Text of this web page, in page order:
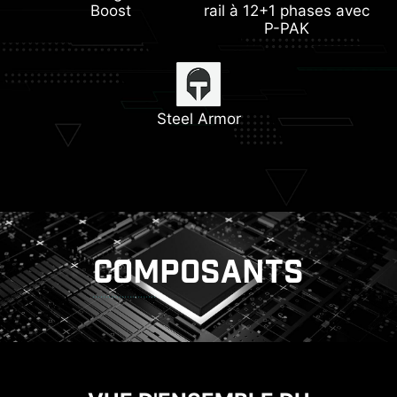
Boost
rail à 12+1 phases avec
P-PAK
Steel Armor
Wi-Fi 6E
Support pompe pour
COMPOSANTS